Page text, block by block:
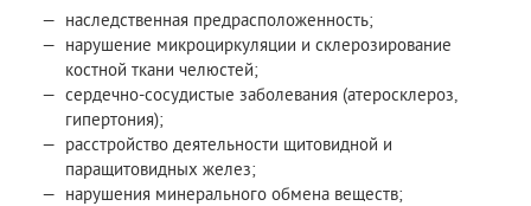
наследственная предрасположенность;
нарушение микроциркуляции и склерозирование
костной ткани челюстей;
сердечно-сосудистые заболевания (атеросклероз,
гипертония);
расстройство деятельности щитовидной и
паращитовидных желез;
нарушения минерального обмена веществ;